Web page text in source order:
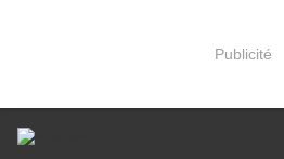
Publicité